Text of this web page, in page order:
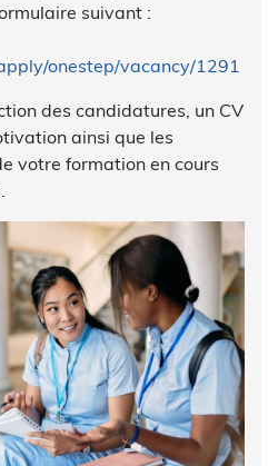
suivant :
onestep/vacancy/1291
des candidatures, un CV
ainsi que les
votre formation en cours